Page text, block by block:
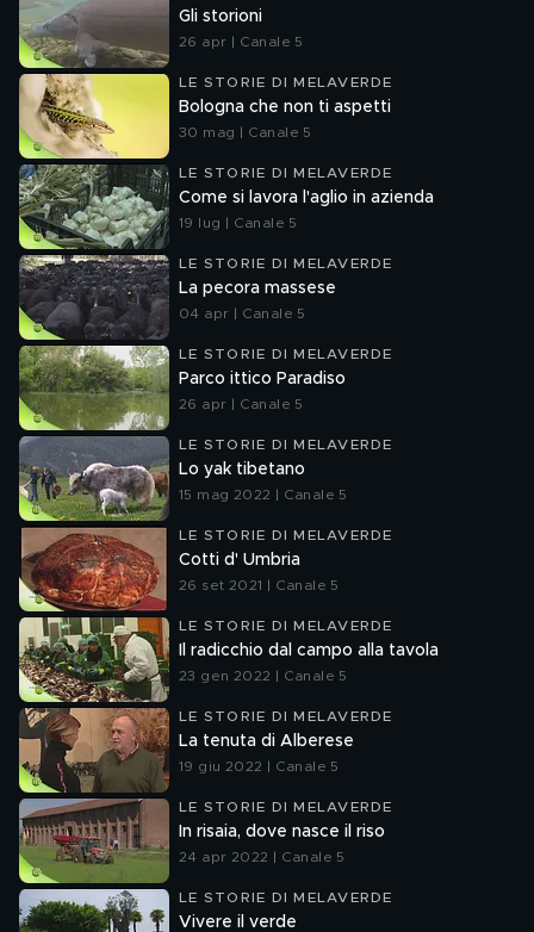
Gli storioni
26 apr | Canale 5
LE STORIE DI MELAVERDE
Bologna che non ti aspetti
30 mag | Canale 5
LE STORIE DI MELAVERDE
Come si lavora l'aglio in azienda
19 lug | Canale 5
LE STORIE DI MELAVERDE
La pecora massese
04 apr | Canale 5
LE STORIE DI MELAVERDE
Parco ittico Paradiso
26 apr | Canale 5
LE STORIE DI MELAVERDE
Lo yak tibetano
15 mag 2022 | Canale 5
LE STORIE DI MELAVERDE
Cotti d' Umbria
26 set 2021 | Canale 5
LE STORIE DI MELAVERDE
Il radicchio dal campo alla tavola
23 gen 2022 | Canale 5
LE STORIE DI MELAVERDE
La tenuta di Alberese
19 giu 2022 | Canale 5
LE STORIE DI MELAVERDE
In risaia, dove nasce il riso
24 apr 2022 | Canale 5
LE STORIE DI MELAVERDE
Vivere il verde